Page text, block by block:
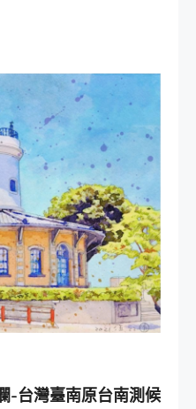
-台灣臺南原台南測候